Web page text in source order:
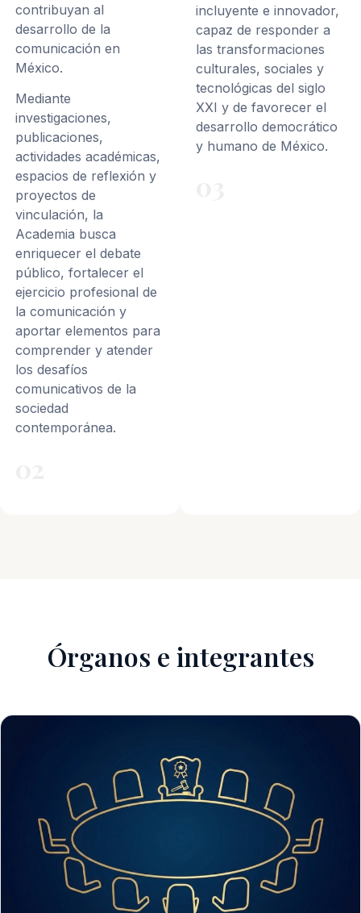
contribuyan al
desarrollo de la
comunicación en
México.
Mediante
investigaciones,
publicaciones,
actividades académicas,
espacios de reflexión y
proyectos de
vinculación, la
Academia busca
enriquecer el debate
público, fortalecer el
ejercicio profesional de
la comunicación y
aportar elementos para
comprender y atender
los desafíos
comunicativos de la
sociedad
contemporánea.
incluyente e innovador,
capaz de responder a
las transformaciones
culturales, sociales y
tecnológicas del siglo
XXI y de favorecer el
desarrollo democrático
y humano de México.
Órganos e integrantes